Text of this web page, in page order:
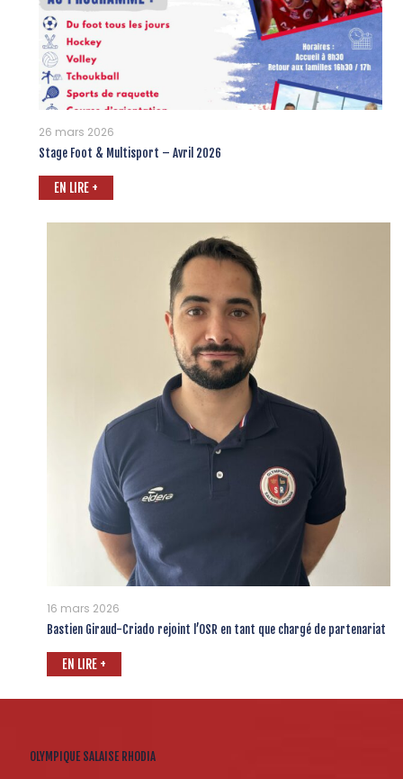
26 mars 2026
Stage Foot & Multisport – Avril 2026
EN LIRE +
16 mars 2026
Bastien Giraud-Criado rejoint l’OSR en tant que chargé de partenariat
EN LIRE +
OLYMPIQUE SALAISE RHODIA